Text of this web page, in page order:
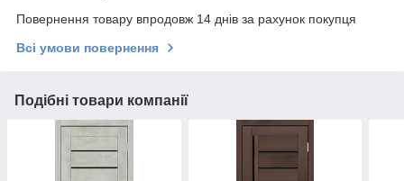
Повернення товару впродовж 14 днів за рахунок покупця
Всі умови повернення
Подібні товари компанії